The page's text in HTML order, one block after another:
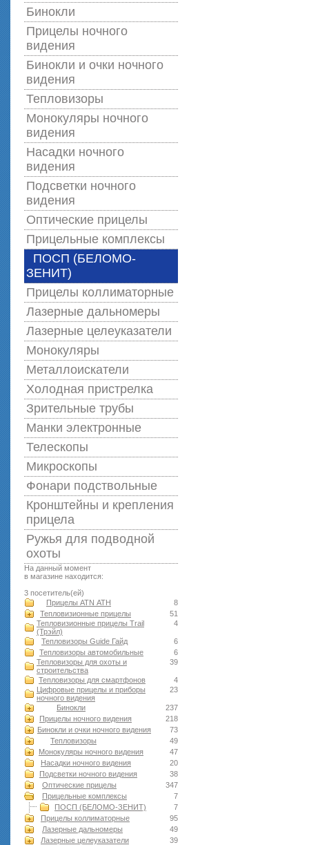
Бинокли
Прицелы ночного
видения
Бинокли и очки ночного
видения
Тепловизоры
Монокуляры ночного
видения
Насадки ночного
видения
Подсветки ночного
видения
Оптические прицелы
Прицельные комплексы
ПОСП (БЕЛОМО-
ЗЕНИТ)
Прицелы коллиматорные
Лазерные дальномеры
Лазерные целеуказатели
Монокуляры
Металлоискатели
Холодная пристрелка
Зрительные трубы
Манки электронные
Телескопы
Микроскопы
Фонари подствольные
Кронштейны и крепления
прицела
Ружья для подводной
оxоты
На данный момент
в магазине находится:
3 посетитель(ей)
8
Прицелы ATN АТН
51
Тепловизионные прицелы
4
Тепловизионные прицелы Trail
(Трэйл)
6
Тепловизоры Guide Гайд
6
Тепловизоры автомобильные
39
Тепловизоры для охоты и
строительства
4
Тепловизоры для смартфонов
23
Цифровые прицелы и приборы
ночного видения
237
Бинокли
218
Прицелы ночного видения
73
Бинокли и очки ночного видения
49
Тепловизоры
47
Монокуляры ночного видения
20
Насадки ночного видения
38
Подсветки ночного видения
347
Оптические прицелы
7
Прицельные комплексы
7
ПОСП (БЕЛОМО-ЗЕНИТ)
95
Прицелы коллиматорные
49
Лазерные дальномеры
39
Лазерные целеуказатели